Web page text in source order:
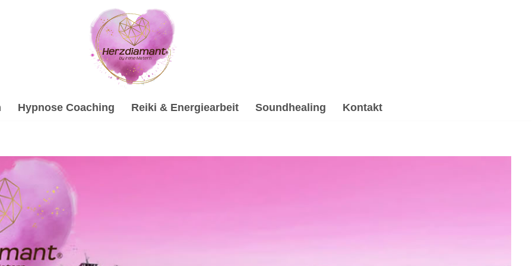
Hypnose Coaching Reiki & Energiearbeit Soundhealing Kontakt
↗️💓️Herzdiamant.net oder ✓Soundhealing & Reiki, Hypnose, Gesprächstherapie, Psychotherapie Alternative.
für Oberau – jetzt ✓Hypnose, ✓Gesprächstherapie, ✓Psychologische Beratung, ✓Soundhealing & Reiki als
✉.